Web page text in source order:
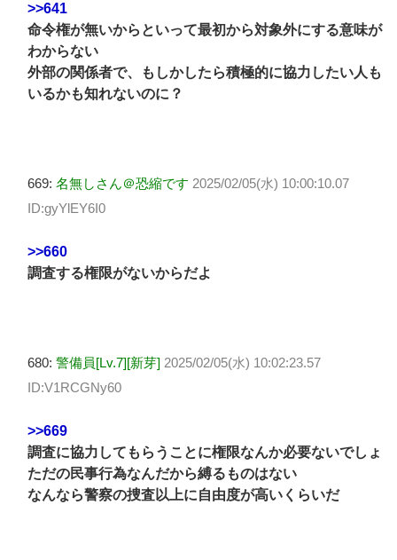
>>641
命令権が無いからといって最初から対象外にする意味が
わからない
外部の関係者で、もしかしたら積極的に協力したい人も
いるかも知れないのに？
669: 名無しさん＠恐縮です 2025/02/05(水) 10:00:10.07
ID:gyYlEY6I0
>>660
調査する権限がないからだよ
680: 警備員[Lv.7][新芽] 2025/02/05(水) 10:02:23.57
ID:V1RCGNy60
>>669
調査に協力してもらうことに権限なんか必要ないでしょ
ただの民事行為なんだから縛るものはない
なんなら警察の捜査以上に自由度が高いくらいだ